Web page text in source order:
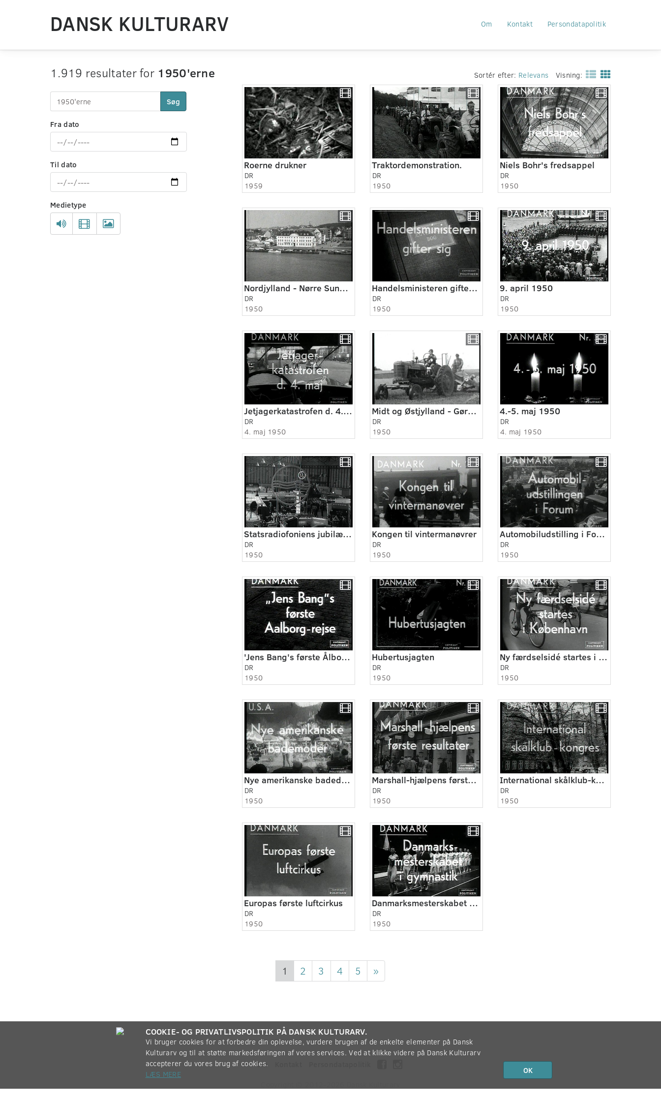
DANSK KULTURARV Om Kontakt Persondatapolitik
1.919 resultater for 1950'erne
Søg
Fra dato
Til dato
Medietype
Sortér efter: Relevans Visning:
Roerne drukner
DR
1959
Traktordemonstration.
DR
1950
Niels Bohr's fredsappel
DR
1950
Nordjylland - Nørre Sundby ca. 1950
DR
1950
Handelsministeren gifter sig. 1950
DR
1950
9. april 1950
DR
1950
Jetjagerkatastrofen d. 4. maj 1950.
DR
4. maj 1950
Midt og Østjylland - Gørding 1950
DR
1950
4.-5. maj 1950
DR
4. maj 1950
Statsradiofoniens jubilæumsudstilling i Forum. 1950
DR
1950
Kongen til vintermanøvrer
DR
1950
Automobiludstilling i Forum.
DR
1950
'Jens Bang's første Ålborg-rejse
DR
1950
Hubertusjagten
DR
1950
Ny færdselsidé startes i København
DR
1950
Nye amerikanske badedragter.
DR
1950
Marshall-hjælpens første resultater
DR
1950
International skålklub-kongres
DR
1950
Europas første luftcirkus
DR
1950
Danmarksmesterskabet i gymnastik
DR
1950
1 2 3 4 5 »
Om
COOKIE- OG PRIVATLIVSPOLITIK PÅ DANSK KULTURARV.
Vi bruger cookies for at forbedre din oplevelse, vurdere brugen af de enkelte elementer på Dansk
Kulturarv og til at støtte markedsføringen af vores services. Ved at klikke videre på Dansk Kulturarv
accepterer du vores brug af cookies.
LÆS MERE
OK